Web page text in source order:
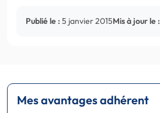
Publié le : 5 janvier 2015Mis à jour le :
Mes avantages adhérent